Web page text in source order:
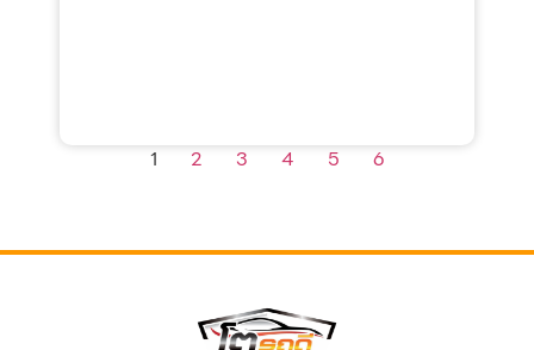
1 2 3 4 5 6